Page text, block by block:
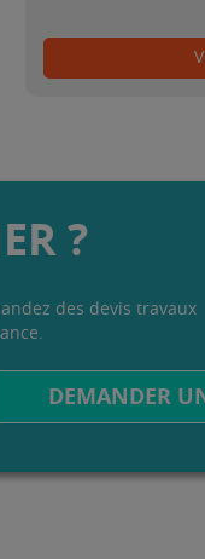
?
des devis travaux
DEMANDER